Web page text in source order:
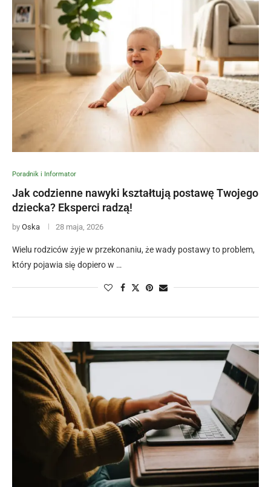
Poradnik i Informator
Jak codzienne nawyki kształtują postawę Twojego
dziecka? Eksperci radzą!
by Oska 28 maja, 2026
Wielu rodziców żyje w przekonaniu, że wady postawy to problem,
który pojawia się dopiero w …